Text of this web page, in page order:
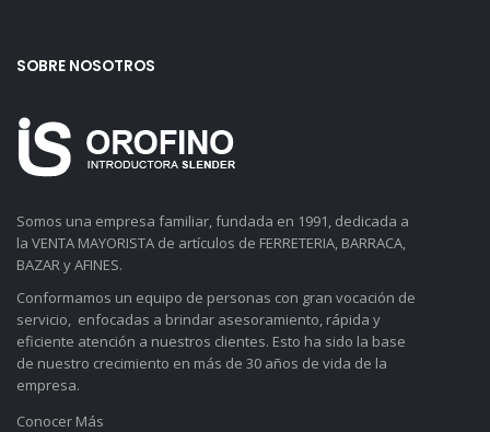
SOBRE NOSOTROS
Somos una empresa familiar, fundada en 1991, dedicada a
la VENTA MAYORISTA de artículos de FERRETERIA, BARRACA,
BAZAR y AFINES.
Conformamos un equipo de personas con gran vocación de
servicio, enfocadas a brindar asesoramiento, rápida y
eficiente atención a nuestros clientes. Esto ha sido la base
de nuestro crecimiento en más de 30 años de vida de la
empresa.
Conocer Más